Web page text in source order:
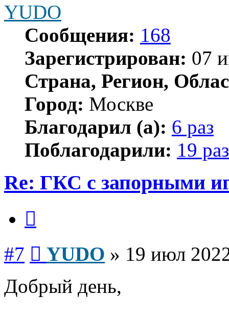
YUDO
Сообщения: 168
Зарегистрирован: 07
Страна, Регион,
Город: Москве
Благодарил (а): 6 раз
Поблагодарили: 19 раз
Re: ГКС с запорными
#7 YUDO » 19 июл
Добрый день,